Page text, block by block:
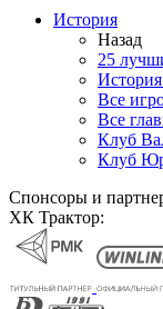
История
Назад
25
Все
Все
Клуб
Клуб
Спонсоры и
ХК Трактор: